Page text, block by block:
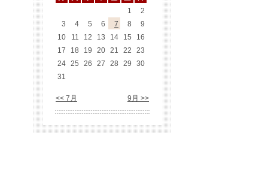
1
2
3
4 5 6 7 8
9
10
11 12 13 14 15
16
17
18 19 20 21 22
23
24 25 26 27 28 29
30
31
<< 7月 9月 >>